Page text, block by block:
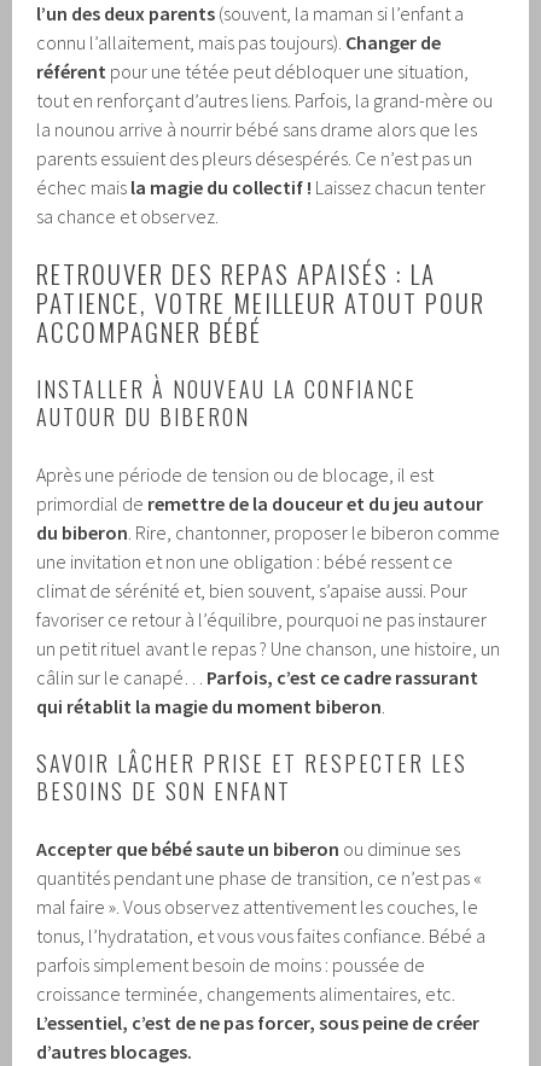
l’un des deux parents (souvent, la maman si l’enfant a
connu l’allaitement, mais pas toujours). Changer de
référent pour une tétée peut débloquer une situation,
tout en renforçant d’autres liens. Parfois, la grand-mère ou
la nounou arrive à nourrir bébé sans drame alors que les
parents essuient des pleurs désespérés. Ce n’est pas un
échec mais la magie du collectif ! Laissez chacun tenter
sa chance et observez.
RETROUVER DES REPAS APAISÉS : LA
PATIENCE, VOTRE MEILLEUR ATOUT POUR
ACCOMPAGNER BÉBÉ
INSTALLER À NOUVEAU LA CONFIANCE
AUTOUR DU BIBERON
Après une période de tension ou de blocage, il est
primordial de remettre de la douceur et du jeu autour
du biberon. Rire, chantonner, proposer le biberon comme
une invitation et non une obligation : bébé ressent ce
climat de sérénité et, bien souvent, s’apaise aussi. Pour
favoriser ce retour à l’équilibre, pourquoi ne pas instaurer
un petit rituel avant le repas ? Une chanson, une histoire, un
câlin sur le canapé… Parfois, c’est ce cadre rassurant
qui rétablit la magie du moment biberon.
SAVOIR LÂCHER PRISE ET RESPECTER LES
BESOINS DE SON ENFANT
Accepter que bébé saute un biberon ou diminue ses
quantités pendant une phase de transition, ce n’est pas «
mal faire ». Vous observez attentivement les couches, le
tonus, l’hydratation, et vous vous faites confiance. Bébé a
parfois simplement besoin de moins : poussée de
croissance terminée, changements alimentaires, etc.
L’essentiel, c’est de ne pas forcer, sous peine de créer
d’autres blocages.